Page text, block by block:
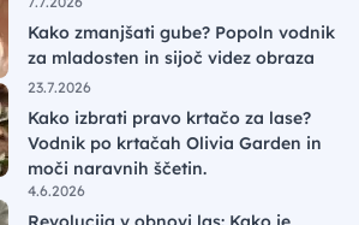
Kako zmanjšati gube? Popoln vodnik
za mladosten in sijoč videz obraza
23.7.2026
Kako izbrati pravo krtačo za lase?
Vodnik po krtačah Olivia Garden in
moči naravnih ščetin.
4.6.2026